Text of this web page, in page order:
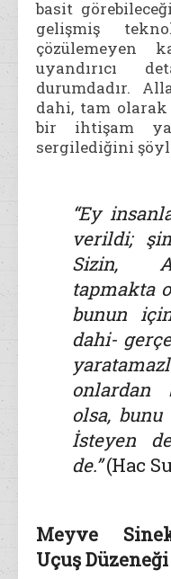
basit
gelişmiş
çözülemeyen
uyandırıcı
durumdadır.
dahi, tam
bir ihtişam
sergilediğini
“Ey
verildi;
Sizin,
tapmakta
bunun
dahi-
onlardan
olsa,
İsteyen
de.”(Hac
Meyve
Uçuş Düzeneği